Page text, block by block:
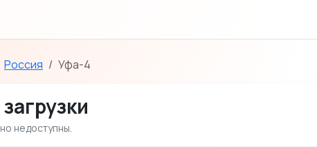
Россия Уфа-4
недоступны.